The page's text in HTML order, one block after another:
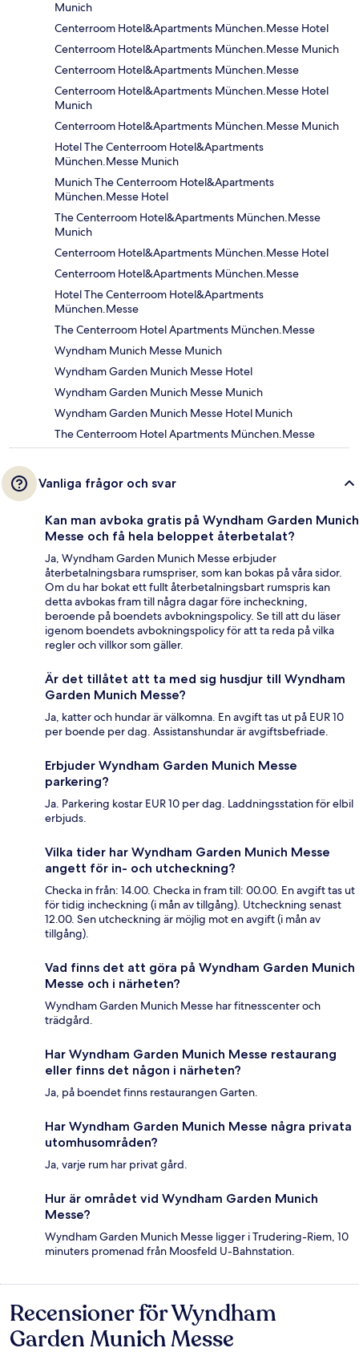
Munich
Centerroom Hotel&Apartments München.Messe Hotel
Centerroom Hotel&Apartments München.Messe Munich
Centerroom Hotel&Apartments München.Messe
Centerroom Hotel&Apartments München.Messe Hotel
Munich
Centerroom Hotel&Apartments München.Messe Munich
Hotel The Centerroom Hotel&Apartments
München.Messe Munich
Munich The Centerroom Hotel&Apartments
München.Messe Hotel
The Centerroom Hotel&Apartments München.Messe
Munich
Centerroom Hotel&Apartments München.Messe Hotel
Centerroom Hotel&Apartments München.Messe
Hotel The Centerroom Hotel&Apartments
München.Messe
The Centerroom Hotel Apartments München.Messe
Wyndham Munich Messe Munich
Wyndham Garden Munich Messe Hotel
Wyndham Garden Munich Messe Munich
Wyndham Garden Munich Messe Hotel Munich
The Centerroom Hotel Apartments München.Messe
Vanliga frågor och svar
Kan man avboka gratis på Wyndham Garden Munich
Messe och få hela beloppet återbetalat?
Ja, Wyndham Garden Munich Messe erbjuder
återbetalningsbara rumspriser, som kan bokas på våra sidor.
Om du har bokat ett fullt återbetalningsbart rumspris kan
detta avbokas fram till några dagar före incheckning,
beroende på boendets avbokningspolicy. Se till att du läser
igenom boendets avbokningspolicy för att ta reda på vilka
regler och villkor som gäller.
Är det tillåtet att ta med sig husdjur till Wyndham
Garden Munich Messe?
Ja, katter och hundar är välkomna. En avgift tas ut på EUR 10
per boende per dag. Assistanshundar är avgiftsbefriade.
Erbjuder Wyndham Garden Munich Messe
parkering?
Ja. Parkering kostar EUR 10 per dag. Laddningsstation för elbil
erbjuds.
Vilka tider har Wyndham Garden Munich Messe
angett för in- och utcheckning?
Checka in från: 14.00. Checka in fram till: 00.00. En avgift tas ut
för tidig incheckning (i mån av tillgång). Utcheckning senast
12.00. Sen utcheckning är möjlig mot en avgift (i mån av
tillgång).
Vad finns det att göra på Wyndham Garden Munich
Messe och i närheten?
Wyndham Garden Munich Messe har fitnesscenter och
trädgård.
Har Wyndham Garden Munich Messe restaurang
eller finns det någon i närheten?
Ja, på boendet finns restaurangen Garten.
Har Wyndham Garden Munich Messe några privata
utomhusområden?
Ja, varje rum har privat gård.
Hur är området vid Wyndham Garden Munich
Messe?
Wyndham Garden Munich Messe ligger i Trudering-Riem, 10
minuters promenad från Moosfeld U-Bahnstation.
Recensioner
Recensioner för Wyndham
Garden Munich Messe